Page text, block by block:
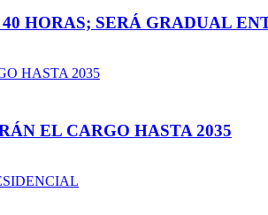
HORAS; SERÁ GRADUAL
EL CARGO HASTA 2035